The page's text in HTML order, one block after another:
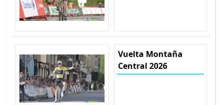
Vuelta Montaña
Central 2026